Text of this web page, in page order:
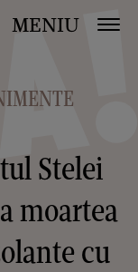
MENIU
Stelei
moartea
cu